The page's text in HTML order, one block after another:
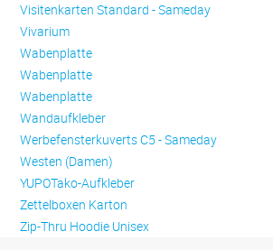
Visitenkarten Standard - Sameday
Vivarium
Wabenplatte
Wabenplatte
Wabenplatte
Wandaufkleber
Werbefensterkuverts C5 - Sameday
Westen (Damen)
YUPOTako-Aufkleber
Zettelboxen Karton
Zip-Thru Hoodie Unisex